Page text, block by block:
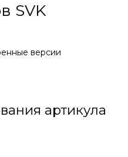
SVK
версии
артикула